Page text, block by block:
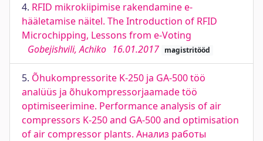
4. RFID mikrokiipimise rakendamine e-
hääletamise näitel. The Introduction of RFID
Microchipping, Lessons from e-Voting
Gobejishvili, Achiko 16.01.2017 magistritööd
5. Õhukompressorite K-250 ja GA-500 töö
analüüs ja õhukompressorjaamade töö
optimiseerimine. Performance analysis of air
compressors K-250 and GA-500 and optimisation
of air compressor plants. Анализ работы